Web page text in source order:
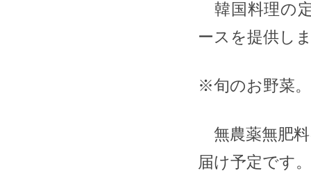
韓国料理の
ースを提供し
※旬のお野菜
無農薬無肥料
届け予定です。⁡